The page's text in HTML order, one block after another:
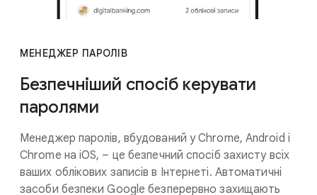
МЕНЕДЖЕР ПАРОЛІВ
Безпечніший спосіб керувати
паролями
Менеджер паролів, вбудований у Chrome, Android і
Chrome на iOS, – це безпечний спосіб захисту всіх
ваших облікових записів в Інтернеті. Автоматичні
засоби безпеки Google безперервно захищають